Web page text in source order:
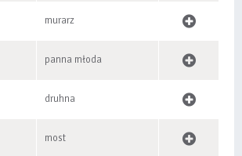
murarz
panna młoda
druhna
most